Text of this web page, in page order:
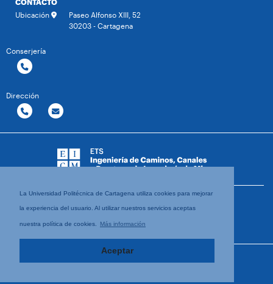
La Universidad Politécnica de Cartagena utiliza cookies para mejorar
la experiencia del usuario. Al utilizar nuestros servicios aceptas
nuestra política de cookies. Más información
Aceptar
CONTACTO
Ubicación
Paseo Alfonso XIII, 52
30203 - Cartagena
Conserjería
Dirección